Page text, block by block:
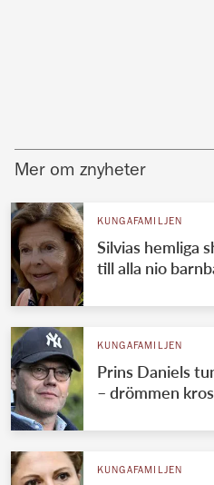
Mer om znyheter
KUNGAFAMILJEN
Silvias hemliga
till alla nio
KUNGAFAMILJEN
Prins Daniels
– drömmen
KUNGAFAMILJEN